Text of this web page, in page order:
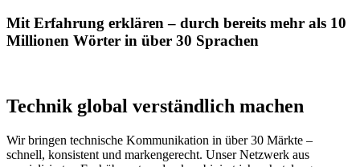
Mit Erfahrung erklären – durch bereits mehr als 10
Millionen Wörter in über 30 Sprachen
Technik global verständlich machen
Wir bringen technische Kommunikation in über 30 Märkte –
schnell, konsistent und markengerecht. Unser Netzwerk aus